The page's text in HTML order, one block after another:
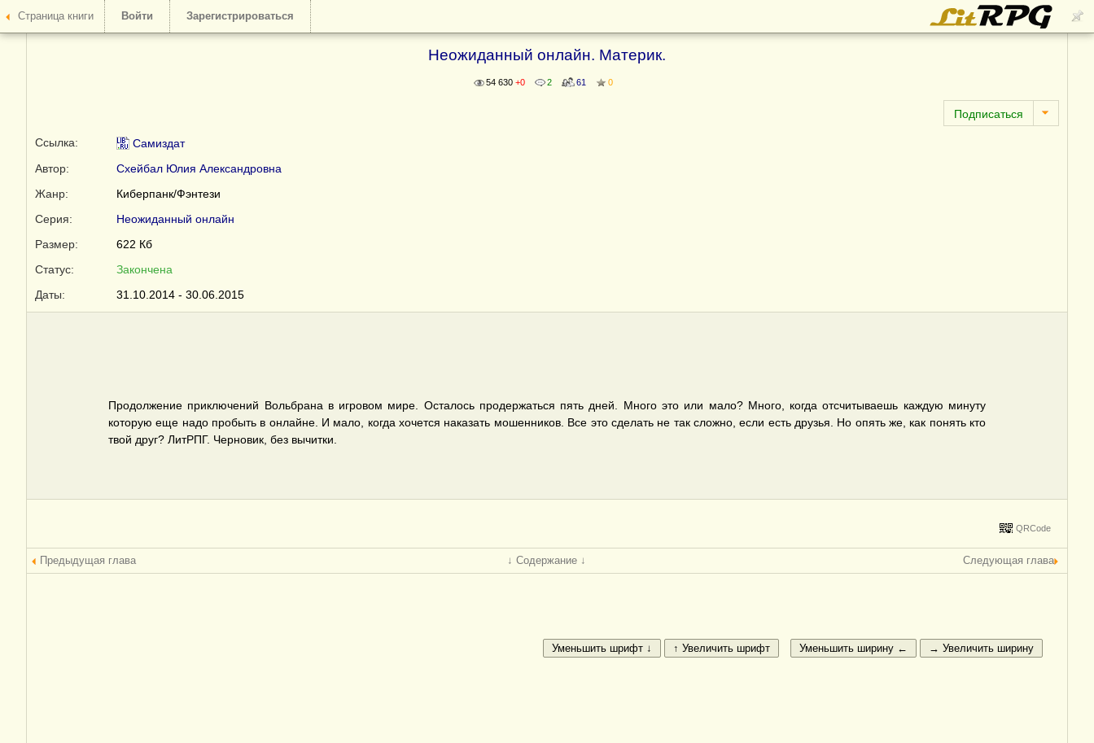
Страница книги Войти Зарегистрироваться
Неожиданный онлайн. Материк.
54 630 +0 2 61 0
Ссылка:
Самиздат
Автор:
Схейбал Юлия Александровна
Жанр:
Киберпанк/Фэнтези
Серия:
Неожиданный онлайн
Размер:
622 Кб
Статус:
Закончена
Даты:
31.10.2014 - 30.06.2015
Продолжение приключений Вольбрана в игровом мире. Осталось продержаться пять дней. Много это или мало? Много, когда отсчитываешь каждую минуту
которую еще надо пробыть в онлайне. И мало, когда хочется наказать мошенников. Все это сделать не так сложно, если есть друзья. Но опять же, как понять кто
твой друг? ЛитРПГ. Черновик, без вычитки.
QRCode
Предыдущая глава ↓ Содержание ↓ Следующая глава